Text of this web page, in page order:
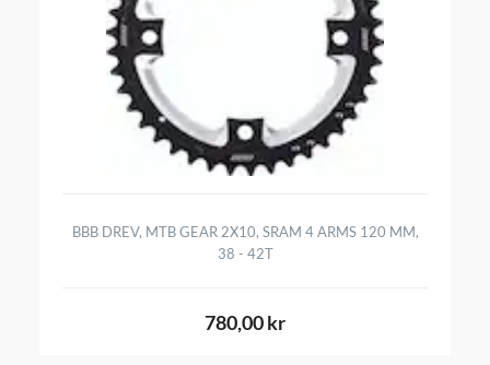
BBB DREV, MTB GEAR 2X10, SRAM 4 ARMS 120 MM,
38 - 42T
780,00 kr